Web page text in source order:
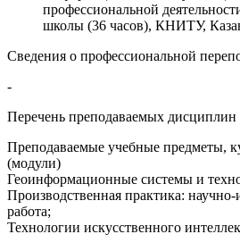
профессиональной
школы (36 часов), КНИТУ,
Сведения о профессиональной
-
Перечень преподаваемых дисциплин
Преподаваемые учебные предметы,
(модули)
Геоинформационные системы и
Производственная практика: научно-
работа;
Технологии искусственного